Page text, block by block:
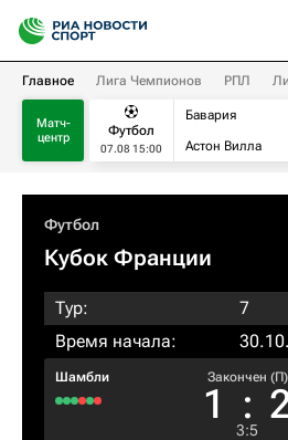
Главное Лига Чемпионов РПЛ
Матч-
центр
Футбол
07.08 15:00
Бавария
Астон Вилла
Футбол
Кубок Франции
Тур:
7
Время начала:
Шамбли Закончен (П)
1 :
3:5